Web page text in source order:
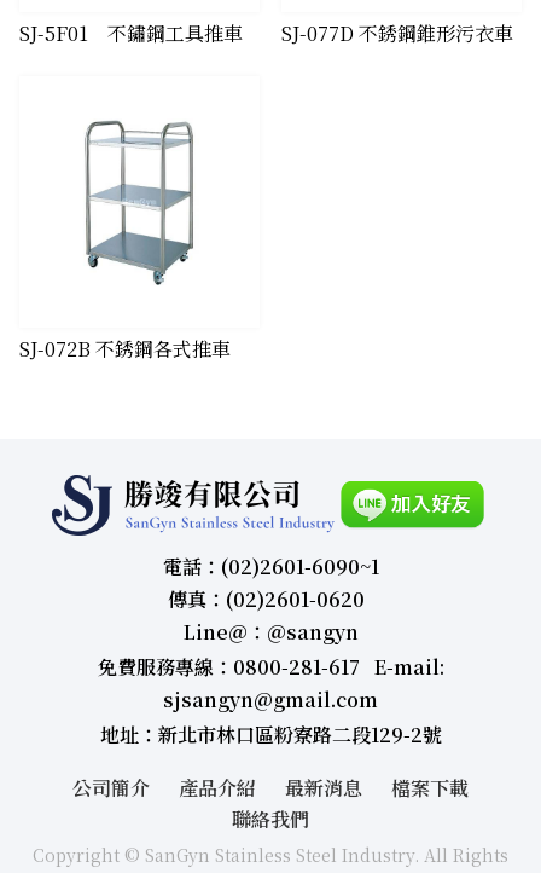
SJ-5F01 不鏽鋼工具推車 ​SJ-077D 不銹鋼錐形污衣車
​SJ-072B 不銹鋼各式推車
電話：(02)2601-6090~1
傳真：(02)2601-0620
Line＠：＠sangyn
免費服務專線：0800-281-617 E-mail:
sjsangyn@gmail.com
地址：新北市林口區粉寮路二段129-2號
公司簡介
產品介紹 最新消息
檔案下載
聯絡我們
Copyright © SanGyn Stainless Steel Industry. All Rights